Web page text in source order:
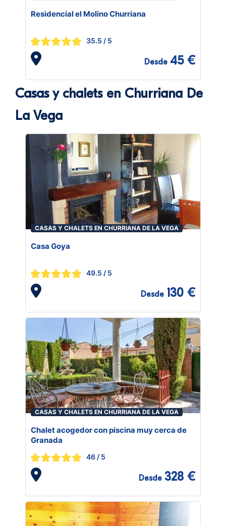
Residencial el Molino Churriana
35.5 / 5
Desde 45 €
Casas y chalets en Churriana De
La Vega
CASAS Y CHALETS EN CHURRIANA DE LA VEGA
Casa Goya
49.5 / 5
Desde 130 €
CASAS Y CHALETS EN CHURRIANA DE LA VEGA
Chalet acogedor con piscina muy cerca de
Granada
46 / 5
Desde 328 €